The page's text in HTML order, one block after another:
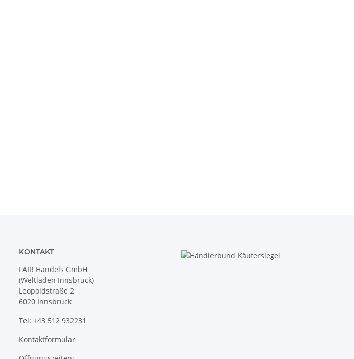
KONTAKT
FAIR Handels GmbH
(Weltladen Innsbruck)
Leopoldstraße 2
6020 Innsbruck
Tel: +43 512 932231
Kontaktformular